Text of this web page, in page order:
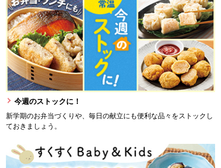
今週のストックに！
新学期のお弁当づくりや、毎日の献立にも便利な品々をストックし
ておきましょう。